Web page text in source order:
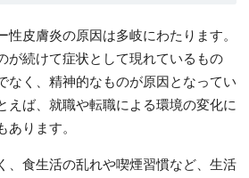
性皮膚炎の原因は多岐にわたります。
が続けて症状として現れているもの
なく、精神的なものが原因となってい
えば、就職や転職による環境の変化に
あります。
、食生活の乱れや喫煙習慣など、生活